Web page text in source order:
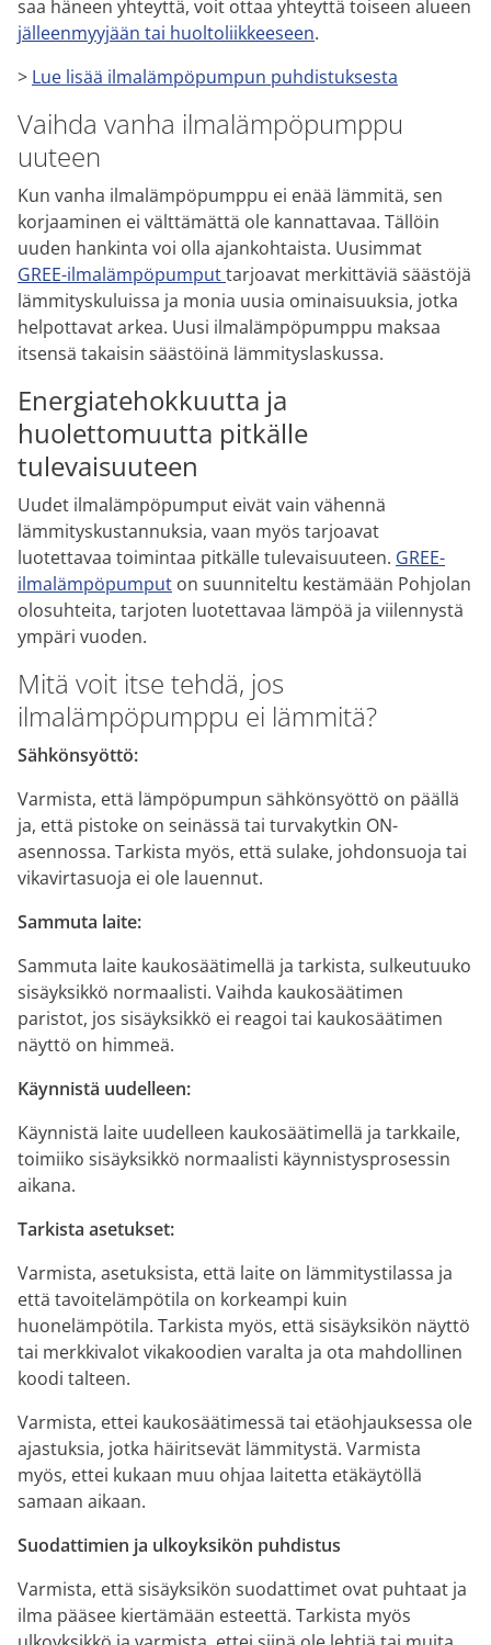
saa häneen yhteyttä, voit ottaa yhteyttä toiseen alueen
jälleenmyyjään tai huoltoliikkeeseen.
> Lue lisää ilmalämpöpumpun puhdistuksesta
Vaihda vanha ilmalämpöpumppu
uuteen
Kun vanha ilmalämpöpumppu ei enää lämmitä, sen
korjaaminen ei välttämättä ole kannattavaa. Tällöin
uuden hankinta voi olla ajankohtaista. Uusimmat
GREE-ilmalämpöpumputtarjoavat merkittäviä säästöjä
lämmityskuluissa ja monia uusia ominaisuuksia, jotka
helpottavat arkea. Uusi ilmalämpöpumppu maksaa
itsensä takaisin säästöinä lämmityslaskussa.
Energiatehokkuutta ja
huolettomuutta pitkälle
tulevaisuuteen
Uudet ilmalämpöpumput eivät vain vähennä
lämmityskustannuksia, vaan myös tarjoavat
luotettavaa toimintaa pitkälle tulevaisuuteen. GREE-
ilmalämpöpumput on suunniteltu kestämään Pohjolan
olosuhteita, tarjoten luotettavaa lämpöä ja viilennystä
ympäri vuoden.
Mitä voit itse tehdä, jos
ilmalämpöpumppu ei lämmitä?
Sähkönsyöttö:
Varmista, että lämpöpumpun sähkönsyöttö on päällä
ja, että pistoke on seinässä tai turvakytkin ON-
asennossa. Tarkista myös, että sulake, johdonsuoja tai
vikavirtasuoja ei ole lauennut.
Sammuta laite:
Sammuta laite kaukosäätimellä ja tarkista, sulkeutuuko
sisäyksikkö normaalisti. Vaihda kaukosäätimen
paristot, jos sisäyksikkö ei reagoi tai kaukosäätimen
näyttö on himmeä.
Käynnistä uudelleen:
Käynnistä laite uudelleen kaukosäätimellä ja tarkkaile,
toimiiko sisäyksikkö normaalisti käynnistysprosessin
aikana.
Tarkista asetukset:
Varmista, asetuksista, että laite on lämmitystilassa ja
että tavoitelämpötila on korkeampi kuin
huonelämpötila. Tarkista myös, että sisäyksikön näyttö
tai merkkivalot vikakoodien varalta ja ota mahdollinen
koodi talteen.
Varmista, ettei kaukosäätimessä tai etäohjauksessa ole
ajastuksia, jotka häiritsevät lämmitystä. Varmista
myös, ettei kukaan muu ohjaa laitetta etäkäytöllä
samaan aikaan.
Suodattimien ja ulkoyksikön puhdistus
Varmista, että sisäyksikön suodattimet ovat puhtaat ja
ilma pääsee kiertämään esteettä. Tarkista myös